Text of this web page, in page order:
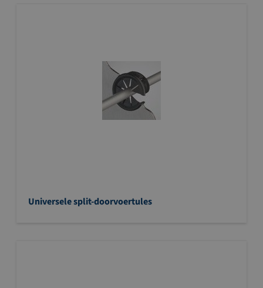
Universele split-doorvoertules